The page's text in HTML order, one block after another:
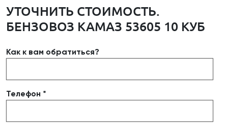
УТОЧНИТЬ СТОИМОСТЬ.
БЕНЗОВОЗ КАМАЗ 53605 10 КУБ
Как к вам обратиться?
Телефон *